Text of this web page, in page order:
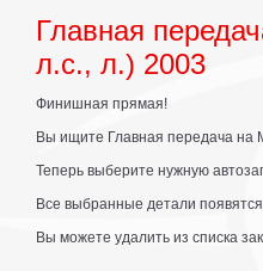
Главная
л.с., л.) 2003
Финишная прямая!
Вы ищите Главная передача на
Теперь выберите нужную
Все выбранные детали
Вы можете удалить из списка